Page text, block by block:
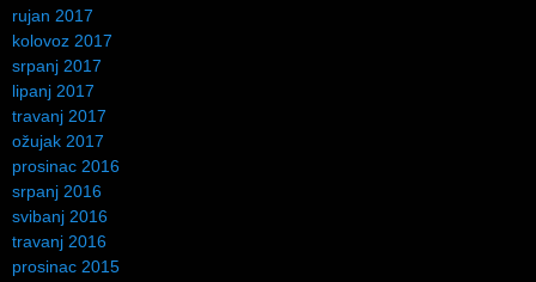
rujan 2017
kolovoz 2017
srpanj 2017
lipanj 2017
travanj 2017
ožujak 2017
prosinac 2016
srpanj 2016
svibanj 2016
travanj 2016
prosinac 2015